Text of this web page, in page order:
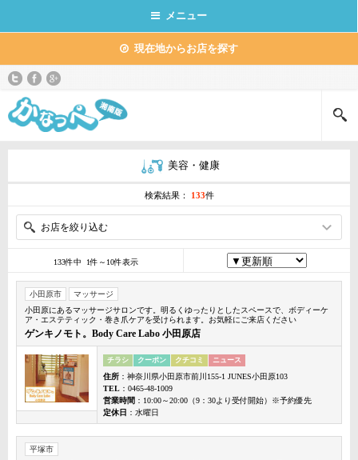
メニュー
現在地からお店を探す
美容・健康
検索結果： 133件
お店を絞り込む
133件中 1件～10件表示
小田原市
マッサージ
小田原にあるマッサージサロンです。明るくゆったりとしたスペースで、ボディーケ
ア・エステティック・巻き爪ケアを受けられます。お気軽にご来店ください
ゲンキノモト。Body Care Labo 小田原店
チラシ クーポン クチコミ ニュース
住所 ：神奈川県小田原市前川155-1 JUNES小田原103
TEL ：0465-48-1009
営業時間 ：10:00～20:00（9：30より受付開始）※予約優先
定休日 ：水曜日
平塚市